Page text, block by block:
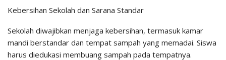
Kebersihan Sekolah dan Sarana Standar
Sekolah diwajibkan menjaga kebersihan, termasuk kamar
mandi berstandar dan tempat sampah yang memadai. Siswa
harus diedukasi membuang sampah pada tempatnya.